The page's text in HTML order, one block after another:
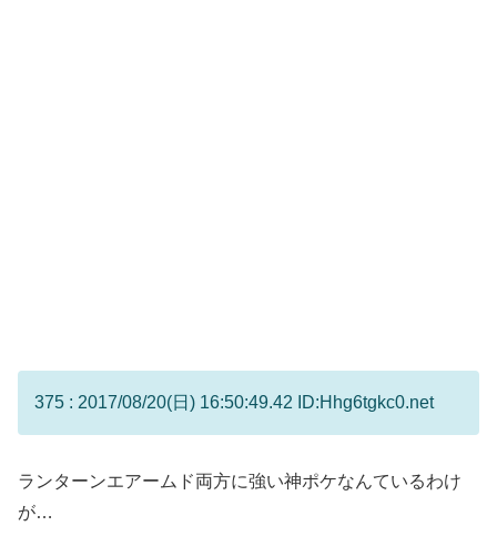
375 : 2017/08/20(日) 16:50:49.42 ID:Hhg6tgkc0.net
ランターンエアームド両方に強い神ポケなんているわけ
が…